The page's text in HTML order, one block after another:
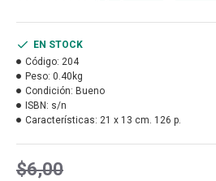
$6,00
EN STOCK
Código: 204
Peso: 0.40kg
Condición: Bueno
ISBN: s/n
Características: 21 x 13 cm. 126 p.